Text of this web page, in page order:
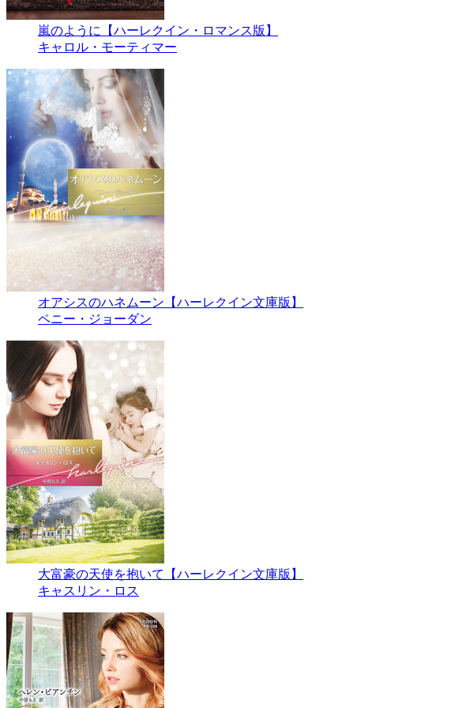
嵐のように【ハーレクイン・ロマンス版】
キャロル・モーティマー
オアシスのハネムーン【ハーレクイン文庫版】
ペニー・ジョーダン
大富豪の天使を抱いて【ハーレクイン文庫版】
キャスリン・ロス